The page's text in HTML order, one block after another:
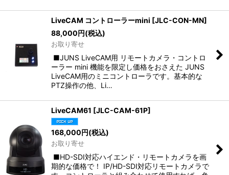
LiveCAM コントローラーmini [JLC-CON-MN]
88,000円(税込)
お取り寄せ
■JUNS LiveCAM用 リモートカメラ・コントロ
ーラー mini 機能を限定し価格をおさえた JUNS
LiveCAM用のミニコントローラです。基本的な
PTZ操作の他、Li…
LiveCAM61 [JLC-CAM-61P]
168,000円(税込)
お取り寄せ
■HD-SDI対応ハイエンド・リモートカメラを画
期的な価格で！ IP/HD-SDI対応リモートカメラで